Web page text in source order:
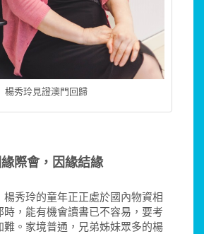
楊秀玲見證澳門回歸
緣際會，因緣結緣
秀玲的童年正正處於國內物資相
時，能有機會讀書已不容易，要考
難。家境普通，兄弟姊妹眾多的楊